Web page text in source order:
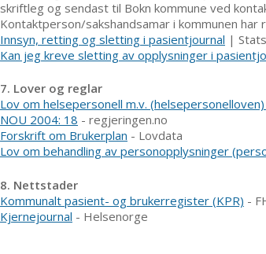
skriftleg og sendast til Bokn kommune ved
Kontaktperson/sakshandsamar i kommunen
Innsyn, retting og sletting i pasientjournal |
Kan jeg kreve sletting av opplysninger i
7. Lover og reglar
Lov om helsepersonell m.v.
NOU 2004: 18 - regjeringen.no
Forskrift om Brukerplan - Lovdata
Lov om behandling av personopplysninger
8. Nettstader
Kommunalt pasient- og brukerregister (KPR) -
Kjernejournal - Helsenorge